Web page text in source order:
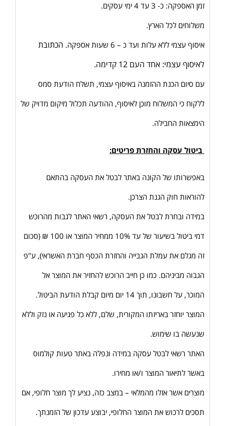
זמן האספקה: כ- 3 עד 4 ימי עסקים.
משלוחים לכל הארץ.
איסוף עצמי ללא עלות ועד כ – 6 שעות אספקה.
הכתובת
לאיסוף עצמי: אחד העם 12 קדימה.
עם סיום הכנת ההזמנה באיסוף עצמי, תשלח הודעת סמס
ללקוח כי המשלוח מוכן לאיסוף, ההודעה תכלול מיקום מדויק של
הימצאות החבילה.
ביטול עסקה והחזרת פריטים:
באפשרותו של הקונה באתר לבטל את העסקה בהתאם
להוראות חוק הגנת הצרכן.
במידה ובחרת לבטל את העסקה, רשאי האתר לגבות מהרוכש
דמי ביטול בשיעור של עד 10% ממחיר המוצר או 100 ₪ (סכום
זה מגלם את עמלת הגבייה והחזרת הכסף חברת האשראי), ע"פ
הגבוה מביניהם. כמו כן חייב הרוכש להחזיר את המוצר אל
המוכר, על חשבונו, תוך 14 יום מיום קבלת הודעת הביטול.
המוצר יוחזר באריזתו המקורית, שלם, ללא כל פגיעה או נזק וללא
שנעשה בו שימוש.
האתר רשאי לבטל עסקה במידה ונפלה באתר טעות קולמוס
באשר לתיאור המוצר ו/או מחירו.
מוצרים אשר אזלו מהמלאי – במצב כזה, נציע לך מוצר חלופי, אם
תסכים לרכוש את המוצר החלופי, יבוצע עדכון של הזמנתך.